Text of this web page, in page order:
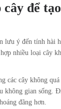
cây để
lưu ý đến tính hài
nhiều loại cây
các cây không
không gian sống.
đãng hơn.